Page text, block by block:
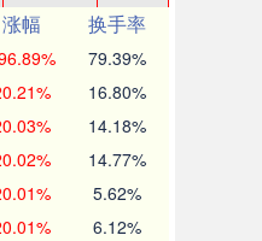
涨幅
换手率
79.39%
16.80%
14.18%
14.77%
5.62%
6.12%